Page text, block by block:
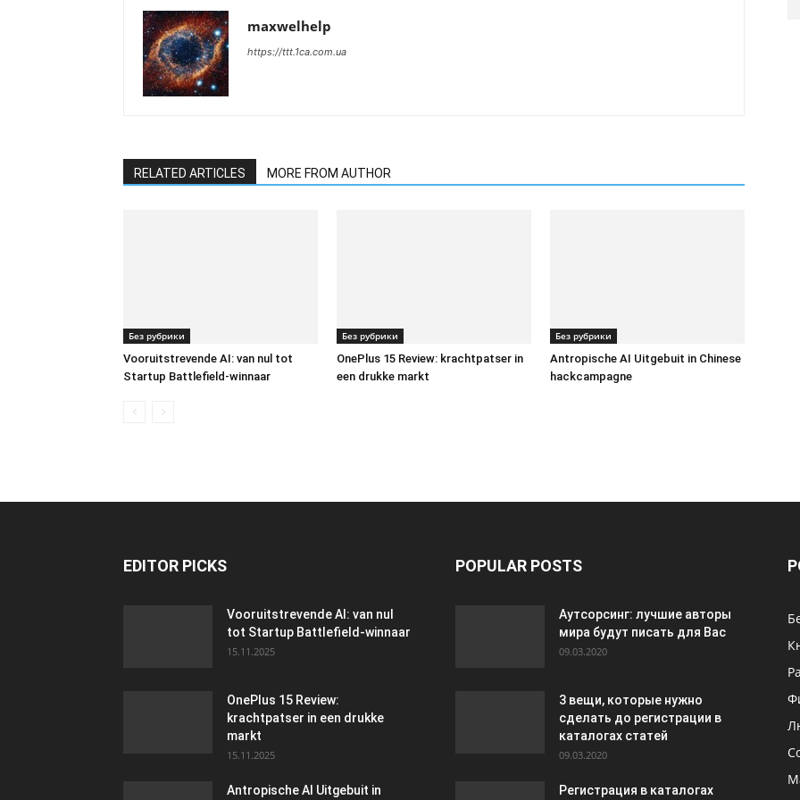
maxwelhelp
https://ttt.1ca.com.ua
RELATED ARTICLES MORE FROM AUTHOR
Без рубрики
Vooruitstrevende AI: van nul tot
Startup Battlefield-winnaar
Без рубрики
OnePlus 15 Review: krachtpatser in
een drukke markt
Без рубрики
Antropische AI Uitgebuit in Chinese
hackcampagne
EDITOR PICKS
Vooruitstrevende AI: van nul
tot Startup Battlefield-winnaar
15.11.2025
OnePlus 15 Review:
krachtpatser in een drukke
markt
15.11.2025
Antropische AI Uitgebuit in
POPULAR POSTS
Аутсорсинг: лучшие авторы
мира будут писать для Вас
09.03.2020
3 вещи, которые нужно
сделать до регистрации в
каталогах статей
09.03.2020
Регистрация в каталогах